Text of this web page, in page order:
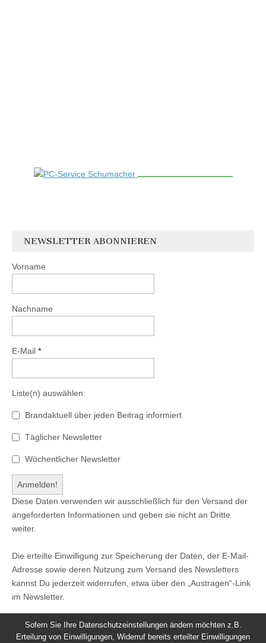
NEWSLETTER ABONNIEREN
Vorname
Nachname
E-Mail *
Liste(n) auswählen:
Brandaktuell über jeden Beitrag informiert
Täglicher Newsletter
Wöchentlicher Newsletter
Diese Daten verwenden wir ausschließlich für den Versand der
angeforderten Informationen und geben sie nicht an Dritte
weiter.
Die erteilte Einwilligung zur Speicherung der Daten, der E-Mail-
Adresse sowie deren Nutzung zum Versand des Newsletters
kannst Du jederzeit widerrufen, etwa über den „Austragen“-Link
im Newsletter.
Sofern Sie Ihre Datenschutzeinstellungen ändern möchten z.B.
Erteilung von Einwilligungen, Widerruf bereits erteilter Einwilligungen